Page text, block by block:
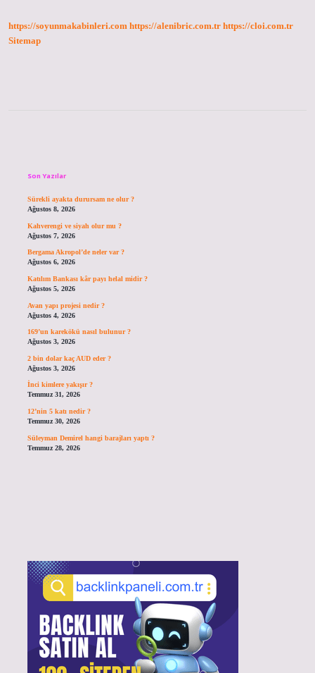
https://soyunmakabinleri.com https://alenibric.com.tr https://cloi.com.tr
Sitemap
Son Yazılar
Sürekli ayakta durursam ne olur ?
Ağustos 8, 2026
Kahverengi ve siyah olur mu ?
Ağustos 7, 2026
Bergama Akropol’de neler var ?
Ağustos 6, 2026
Katılım Bankası kâr payı helal midir ?
Ağustos 5, 2026
Avan yapı projesi nedir ?
Ağustos 4, 2026
169’un karekökü nasıl bulunur ?
Ağustos 3, 2026
2 bin dolar kaç AUD eder ?
Ağustos 3, 2026
İnci kimlere yakışır ?
Temmuz 31, 2026
12’nin 5 katı nedir ?
Temmuz 30, 2026
Süleyman Demirel hangi barajları yaptı ?
Temmuz 28, 2026